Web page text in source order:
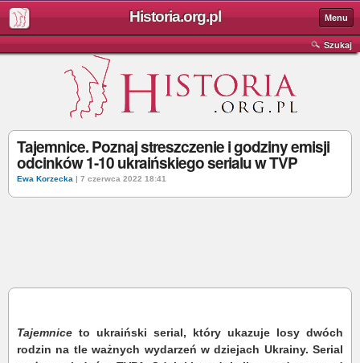
Historia.org.pl Menu
Szukaj
Tajemnice. Poznaj streszczenie i godziny emisji
odcinków 1-10 ukraińskiego serialu w TVP
Ewa Korzecka | 7 czerwca 2022 18:41
Tajemnice to ukraiński serial, który ukazuje losy dwóch
rodzin na tle ważnych wydarzeń w dziejach Ukrainy. Serial